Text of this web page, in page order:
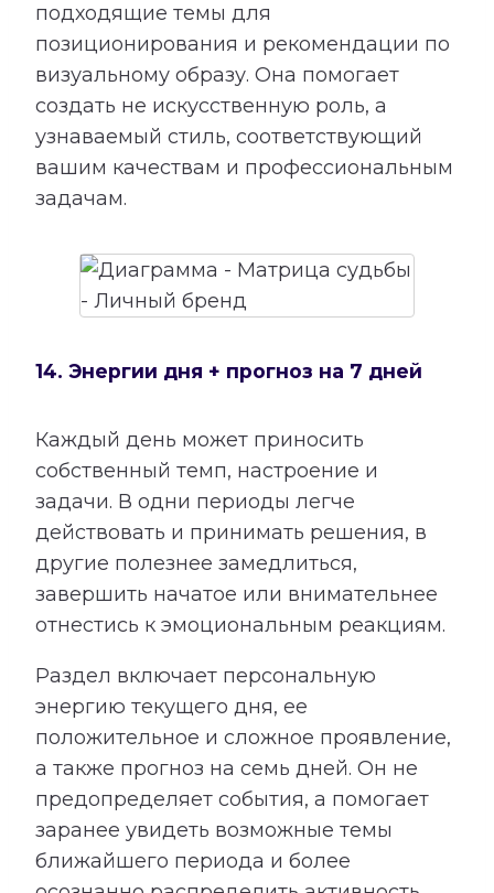
подходящие темы для
позиционирования и рекомендации по
визуальному образу. Она помогает
создать не искусственную роль, а
узнаваемый стиль, соответствующий
вашим качествам и профессиональным
задачам.
14. Энергии дня + прогноз на 7 дней
Каждый день может приносить
собственный темп, настроение и
задачи. В одни периоды легче
действовать и принимать решения, в
другие полезнее замедлиться,
завершить начатое или внимательнее
отнестись к эмоциональным реакциям.
Раздел включает персональную
энергию текущего дня, ее
положительное и сложное проявление,
а также прогноз на семь дней. Он не
предопределяет события, а помогает
заранее увидеть возможные темы
ближайшего периода и более